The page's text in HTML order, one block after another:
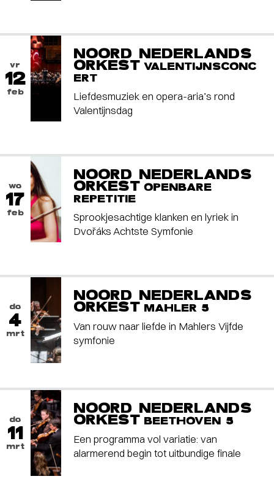
vr
12
feb
NOORD NEDERLANDS
ORKEST VALENTIJNSCONC
ERT
Liefdesmuziek en opera-aria’s rond
Valentijnsdag
wo
17
feb
NOORD NEDERLANDS
ORKEST OPENBARE
REPETITIE
Sprookjesachtige klanken en lyriek in
Dvořáks Achtste Symfonie
do
4
mrt
NOORD NEDERLANDS
ORKEST MAHLER 5
Van rouw naar liefde in Mahlers Vijfde
symfonie
do
11
mrt
NOORD NEDERLANDS
ORKEST BEETHOVEN 5
Een programma vol variatie: van
alarmerend begin tot uitbundige finale